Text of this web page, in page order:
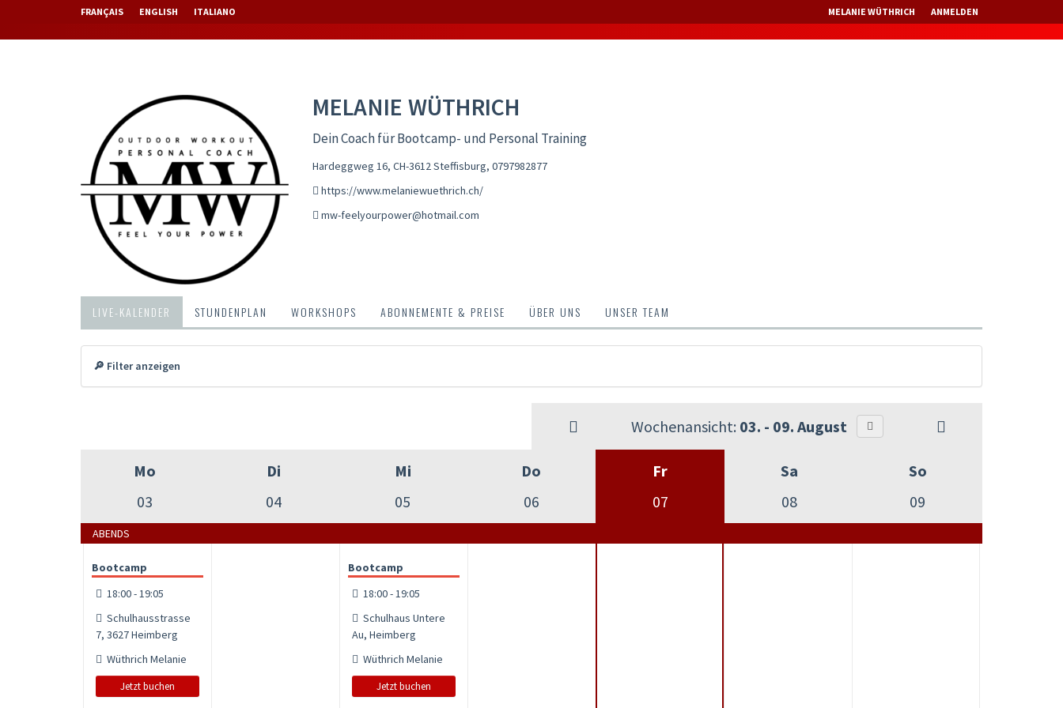
FRANÇAIS ENGLISH ITALIANO MELANIE WÜTHRICH ANMELDEN
MELANIE WÜTHRICH
Dein Coach für Bootcamp- und Personal Training
Hardeggweg 16, CH-3612 Steffisburg, 0797982877
https://www.melaniewuethrich.ch/
mw-feelyourpower@hotmail.com
LIVE-KALENDER STUNDENPLAN WORKSHOPS ABONNEMENTE & PREISE ÜBER UNS UNSER TEAM
🔎 Filter anzeigen
Wochenansicht: 03. - 09. August
Mo
03
Di
04
Mi
05
Do
06
Fr
07
Sa
08
So
09
ABENDS
Bootcamp
18:00 - 19:05
Schulhausstrasse
7, 3627 Heimberg
Wüthrich Melanie
Jetzt buchen
Bootcamp
18:00 - 19:05
Schulhaus Untere
Au, Heimberg
Wüthrich Melanie
Jetzt buchen